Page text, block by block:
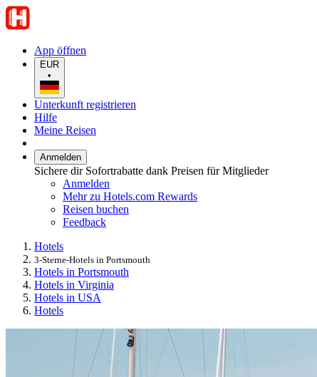
App öffnen
EUR
•
Unterkunft registrieren
Hilfe
Meine Reisen
Anmelden
Sichere dir Sofortrabatte dank Preisen für Mitglieder
Anmelden
Mehr zu Hotels.com Rewards
Reisen buchen
Feedback
Hotels
3-Sterne-Hotels in Portsmouth
Hotels in Portsmouth
Hotels in Virginia
Hotels in USA
Hotels